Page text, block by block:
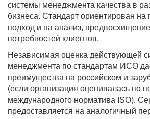
системы менеджмента качества в
бизнеса. Стандарт ориентирован на
подход и на анализ,
потребностей клиентов.
Независимая оценка действующей
менеджмента по стандартам ИСО
преимущества на российском и
(если организация оценивалась по
международного норматива ISO).
предоставляется на аналогичный